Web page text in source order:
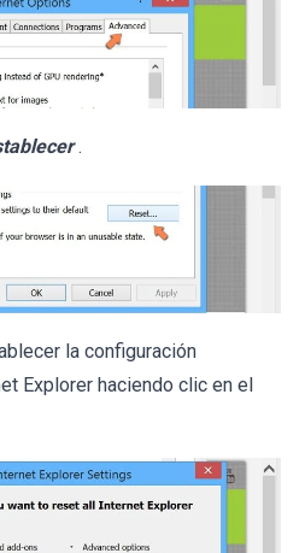
.
la configuración
Explorer haciendo clic en el